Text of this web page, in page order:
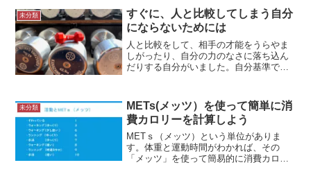
ていくマイ・クリップ 下）ジムにあ
るバネ式クリップいつも...
未分類
すぐに、人と比較してしまう自分
にならないためには
人と比較をして、相手の才能をうらやま
しがったり、自分の力のなさに落ち込ん
だりする自分がいました。自分基準で考
わないようにするには、どうしたらいい
のか考えてみました。比較...
未分類
METs(メッツ）を使って簡単に消
費カロリーを計算しよう
METｓ（メッツ）という単位がありま
す。体重と運動時間がわかれば、その
「メッツ」を使って簡易的に消費カロリ